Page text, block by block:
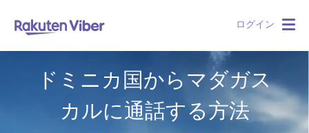
ログイン
ドミニカ国からマダガス
カルに通話する方法